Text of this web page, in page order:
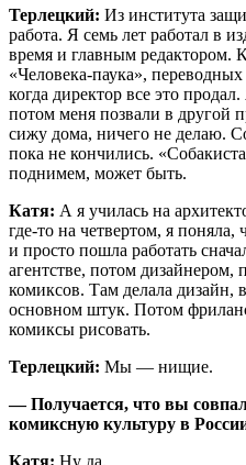
Терлецкий: Из института
работа. Я семь лет работал в
время и главным редактором.
«Человека-паука»,
когда директор все это
потом меня позвали в другой
сижу дома, ничего не делаю.
пока не кончились.
поднимем, может быть.
Катя: А я училась на
где-то на четвертом, я поняла,
и просто пошла работать
агентстве, потом дизайнером,
комиксов. Там делала дизайн,
основном штук. Потом
комиксы рисовать.
Терлецкий: Мы — нищие.
— Получается, что вы
комиксную культуру в
Катя: Ну да.